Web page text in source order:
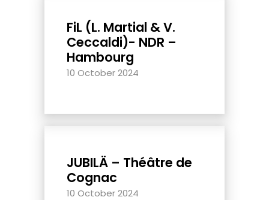
FiL (L. Martial & V.
Ceccaldi)- NDR –
Hambourg
10 October 2024
JUBILÄ – Théâtre de
Cognac
10 October 2024